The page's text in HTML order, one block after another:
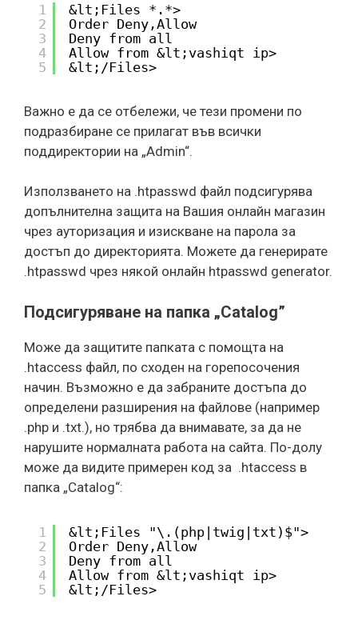
1
2
3
4
5
&lt;Files *.*>
Order Deny,Allow
Deny from all
Allow from &lt;vashiqt ip>
&lt;/Files>
Важно е да се отбележи, че тези промени по
подразбиране се прилагат във всички
поддиректории на „Admin“.
Използването на .htpasswd файл подсигурява
допълнителна защита на Вашия онлайн магазин
чрез ауторизация и изискване на парола за
достъп до директорията. Можете да генерирате
.htpasswd чрез някой онлайн htpasswd generator.
Подсигуряване на папка „Catalog”
Може да защитите папката с помощта на
.htaccess файл, по сходен на горепосочения
начин. Възможно е да забраните достъпа до
определени разширения на файлове (например
.php и .txt.), но трябва да внимавате, за да не
нарушите нормалната работа на сайта. По-долу
може да видите примерен код за .htaccess в
папка „Catalog“:
1
2
3
4
5
&lt;Files "\.(php|twig|txt)$">
Order Deny,Allow
Deny from all
Allow from &lt;vashiqt ip>
&lt;/Files>